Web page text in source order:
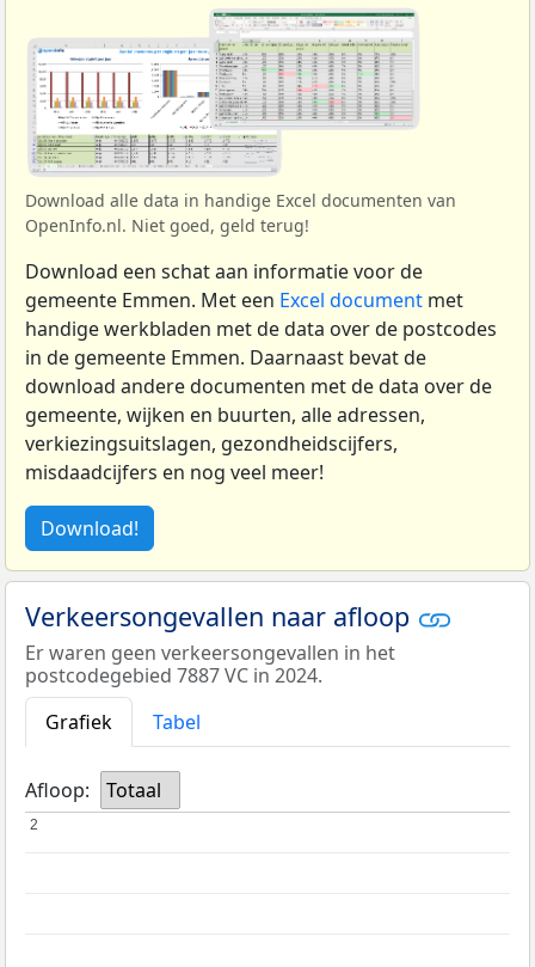
Download alle data in handige Excel documenten van
OpenInfo.nl. Niet goed, geld terug!
Download een schat aan informatie voor de
gemeente Emmen. Met een Excel document met
handige werkbladen met de data over de postcodes
in de gemeente Emmen. Daarnaast bevat de
download andere documenten met de data over de
gemeente, wijken en buurten, alle adressen,
verkiezingsuitslagen, gezondheidscijfers,
misdaadcijfers en nog veel meer!
Download!
Verkeersongevallen naar afloop
Er waren geen verkeersongevallen in het
postcodegebied 7887 VC in 2024.
Grafiek
Tabel
Afloop: Totaal
2
2